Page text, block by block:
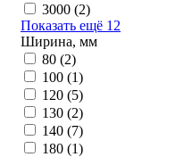
3000 (2)
Показать ещё 12
Ширина, мм
80 (2)
100 (1)
120 (5)
130 (2)
140 (7)
180 (1)